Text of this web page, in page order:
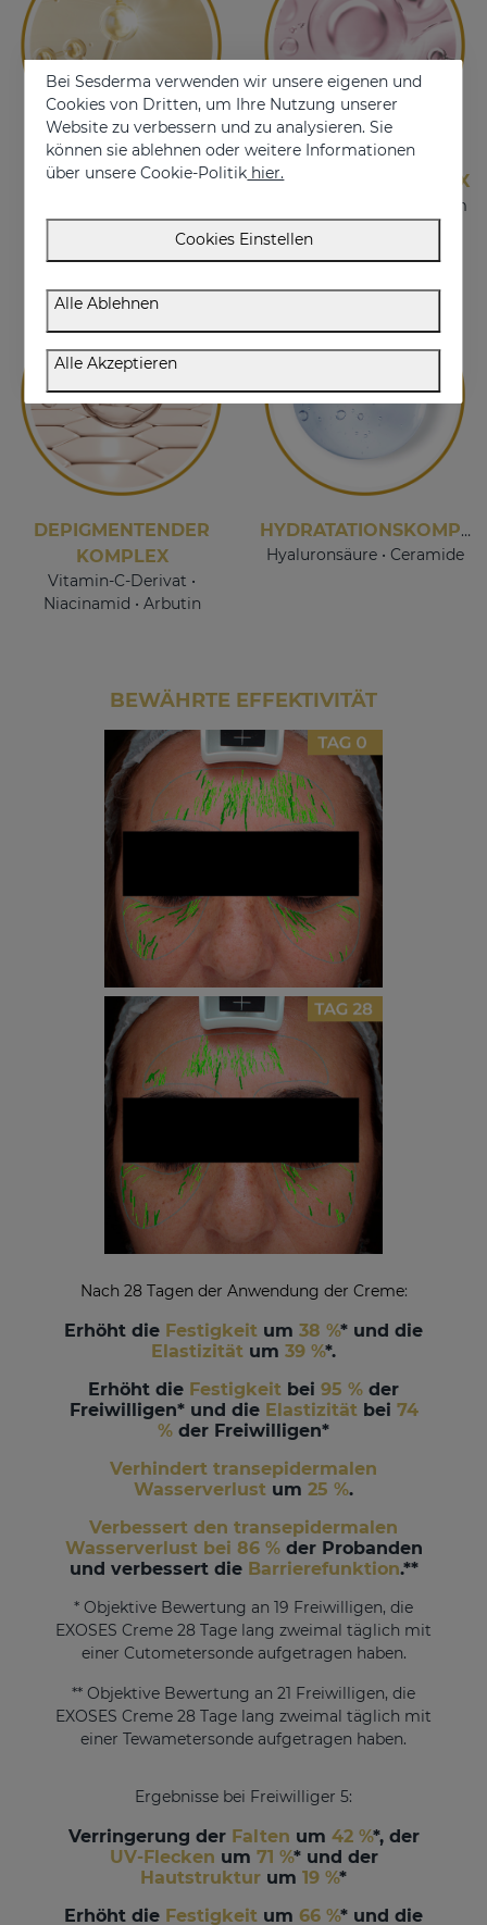
EXOSOMEN ANTI-AGING-KOMPLEX
HPR • organisches Silizium
DEPIGMENTENDER
KOMPLEX
Vitamin-C-Derivat •
Niacinamid • Arbutin
HYDRATATIONSKOMPLEX
Hyaluronsäure • Ceramide
BEWÄHRTE EFFEKTIVITÄT
Nach 28 Tagen der Anwendung der Creme:
Erhöht die Festigkeit um 38 %* und die
Elastizität um 39 %*.
Erhöht die Festigkeit bei 95 % der
Freiwilligen* und die Elastizitätbei 74
% der Freiwilligen*
Verhindert transepidermalen
Wasserverlust um 25 %.
Verbessert den transepidermalen
Wasserverlust bei 86 % der Probanden
und verbessert die Barrierefunktion.**
* Objektive Bewertung an 19 Freiwilligen, die
EXOSES Creme 28 Tage lang zweimal täglich mit
einer Cutometersonde aufgetragen haben.
** Objektive Bewertung an 21 Freiwilligen, die
EXOSES Creme 28 Tage lang zweimal täglich mit
einer Tewametersonde aufgetragen haben.
Ergebnisse bei Freiwilliger 5:
Verringerung der Falten um 42 %*, der
UV-Flecken um 71 %* und der
Hautstruktur um 19 %*
Erhöht die Festigkeit um 66 %* und die
Bei Sesderma verwenden wir unsere eigenen und
Cookies von Dritten, um Ihre Nutzung unserer
Website zu verbessern und zu analysieren. Sie
können sie ablehnen oder weitere Informationen
über unsere Cookie-Politik hier.
Cookies Einstellen
Alle Ablehnen
Alle Akzeptieren